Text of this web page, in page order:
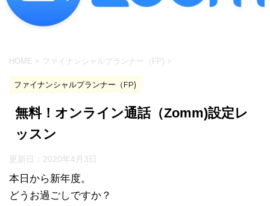
HOME > ファイナンシャルプランナー（FP) >
ファイナンシャルプランナー（FP)
無料！オンライン通話（Zomm)設定レ
ッスン
更新日： 2020年4月3日
本日から新年度。
どうお過ごしですか？